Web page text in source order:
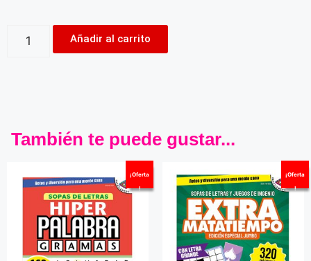
Añadir al carrito
También te puede gustar...
¡Oferta
!
¡Oferta
!